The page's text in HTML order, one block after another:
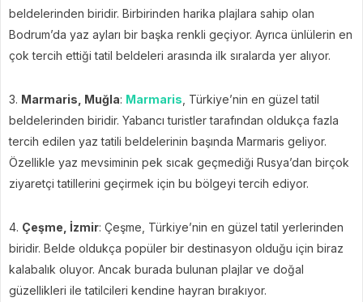
beldelerinden biridir. Birbirinden harika plajlara sahip olan
Bodrum’da yaz ayları bir başka renkli geçiyor. Ayrıca ünlülerin en
çok tercih ettiği tatil beldeleri arasında ilk sıralarda yer alıyor.
3. Marmaris, Muğla: Marmaris , Türkiye’nin en güzel tatil
beldelerinden biridir. Yabancı turistler tarafından oldukça fazla
tercih edilen yaz tatili beldelerinin başında Marmaris geliyor.
Özellikle yaz mevsiminin pek sıcak geçmediği Rusya’dan birçok
ziyaretçi tatillerini geçirmek için bu bölgeyi tercih ediyor.
4. Çeşme, İzmir: Çeşme, Türkiye’nin en güzel tatil yerlerinden
biridir. Belde oldukça popüler bir destinasyon olduğu için biraz
kalabalık oluyor. Ancak burada bulunan plajlar ve doğal
güzellikleri ile tatilcileri kendine hayran bırakıyor.